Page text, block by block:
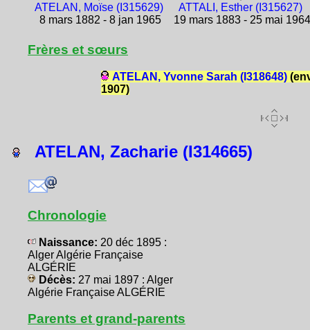
ATELAN, Moïse (I315629)
8 mars 1882 - 8 jan 1965
ATTALI, Esther (I315627)
19 mars 1883 - 25 mai 1964
Frères et sœurs
ATELAN, Yvonne Sarah (I318648)
1907)
ATELAN, Zacharie (I314665)
Chronologie
Naissance: 20 déc 1895 :
Alger Algérie Française
ALGÉRIE
Décès: 27 mai 1897 : Alger
Algérie Française ALGÉRIE
Parents et grand-parents